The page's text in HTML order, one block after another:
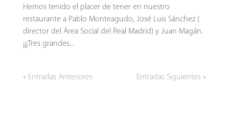
Hemos tenido el placer de tener en nuestro
restaurante a Pablo Monteagudo, José Luis Sánchez (
director del Área Social del Real Madrid) y Juan Magán.
¡¡¡Tres grandes...
« Entradas Anteriores Entradas Siguientes »